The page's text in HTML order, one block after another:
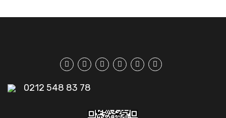
0212 548 83 78